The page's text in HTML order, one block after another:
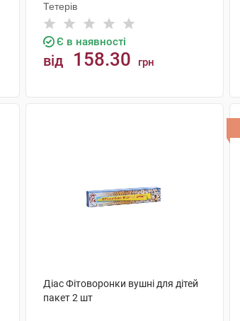
Тетерів
Є в наявності
від 158.30 грн
Діас Фітоворонки вушні для дітей
пакет 2 шт